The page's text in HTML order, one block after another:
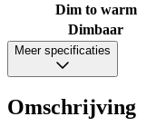
Dim to warm
Dimbaar
Meer specificaties
Omschrijving